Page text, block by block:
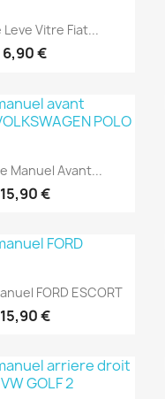
rapide
Vitre Fiat...
6,90 €
rapide
Manuel Avant...
15,90 €
rapide
FORD ESCORT
15,90 €